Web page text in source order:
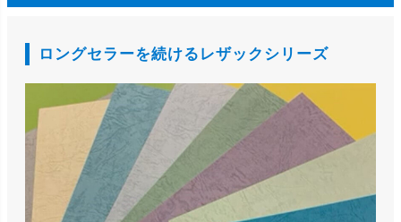
ロングセラーを続けるレザックシリーズ